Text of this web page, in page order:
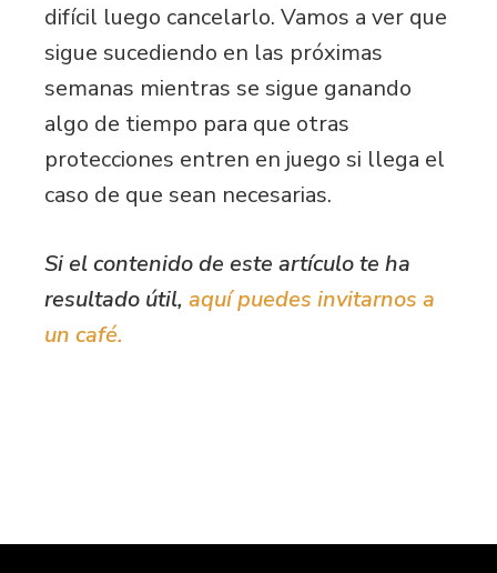
difícil luego cancelarlo. Vamos a ver que
sigue sucediendo en las próximas
semanas mientras se sigue ganando
algo de tiempo para que otras
protecciones entren en juego si llega el
caso de que sean necesarias.
Si el contenido de este artículo te ha
resultado útil, aquí puedes invitarnos a
un café.